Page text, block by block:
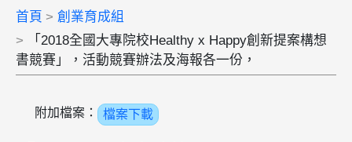
首頁
創業育成組
「2018全國大專院校Healthy x Happy創新提案構想
書競賽」，活動競賽辦法及海報各一份，
附加檔案： 檔案下載